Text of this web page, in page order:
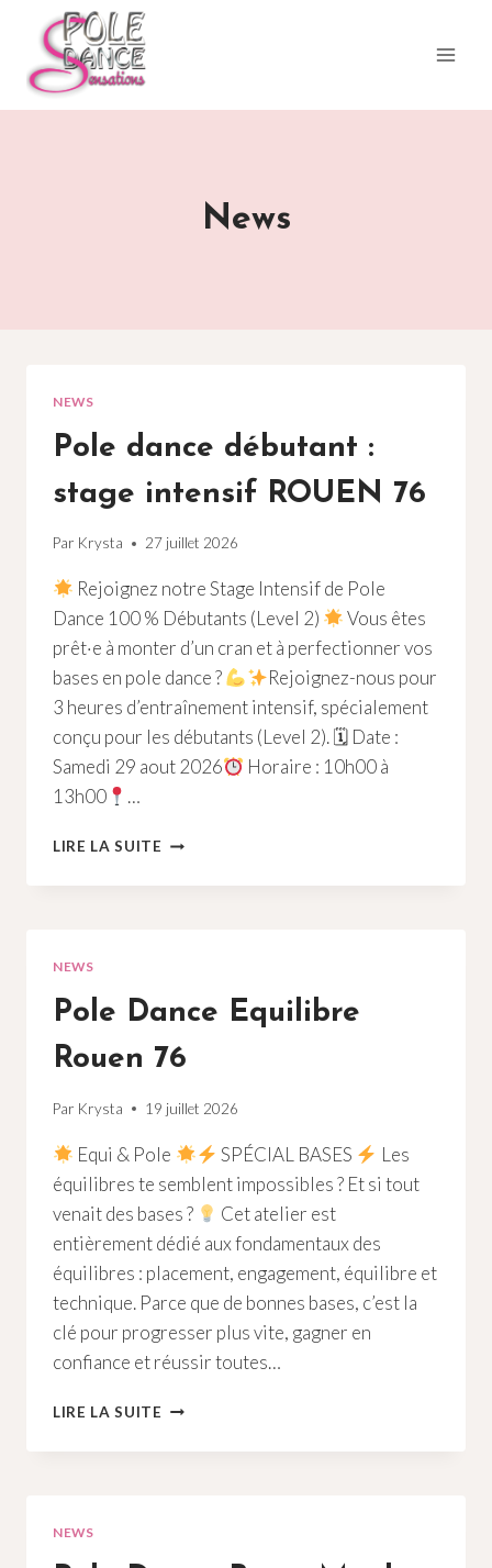
contenu
News
NEWS
Pole dance débutant :
stage intensif ROUEN 76
Par Krysta 27 juillet 2026
Rejoignez notre Stage Intensif de Pole
Dance 100 % Débutants (Level 2)
Vous êtes
prêt·e à monter d’un cran et à perfectionner vos
bases en pole dance ?
Rejoignez-nous pour
3 heures d’entraînement intensif, spécialement
conçu pour les débutants (Level 2). 🗓 Date :
Samedi 29 aout 2026
Horaire : 10h00 à
13h00
…
LIRE LA SUITE POLE
DÉBUTANT
NEWS
Pole Dance Equilibre
Rouen 76
Par Krysta 19 juillet 2026
Equi & Pole SPÉCIAL BASES
Les
équilibres te semblent impossibles ? Et si tout
venait des bases ?
Cet atelier est
entièrement dédié aux fondamentaux des
équilibres : placement, engagement, équilibre et
technique. Parce que de bonnes bases, c’est la
clé pour progresser plus vite, gagner en
confiance et réussir toutes…
LIRE LA SUITE POLE
EQUILIBRE
NEWS